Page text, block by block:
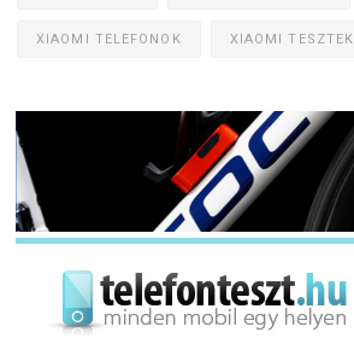
XIAOMI TELEFONOK XIAOMI TESZTEK